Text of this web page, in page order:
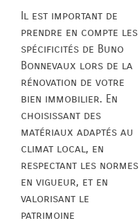
Il est important de
prendre en compte les
spécificités de Buno
Bonnevaux lors de la
rénovation de votre
bien immobilier. En
choisissant des
matériaux adaptés au
climat local, en
respectant les normes
en vigueur, et en
valorisant le
patrimoine